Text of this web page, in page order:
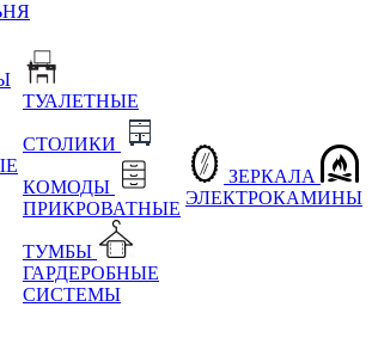
ТУАЛЕТНЫЕ
СТОЛИКИ
КОМОДЫ
ПРИКРОВАТНЫЕ
ТУМБЫ
ГАРДЕРОБНЫЕ
СИСТЕМЫ
ЗЕРКАЛА
ЭЛЕКТРОКАМИНЫ